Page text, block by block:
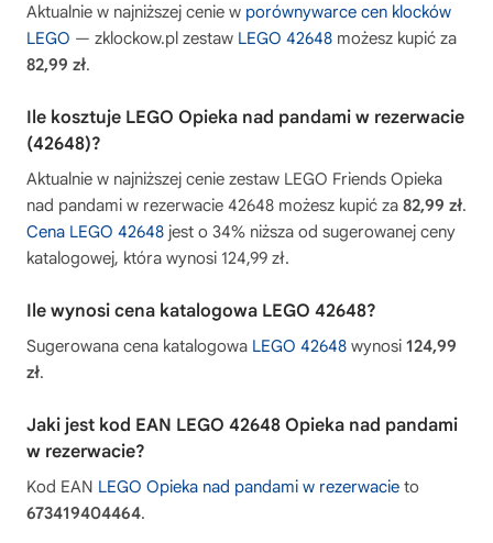
Aktualnie w najniższej cenie w porównywarce cen klocków
LEGO — zklockow.pl zestaw LEGO 42648 możesz kupić za
82,99 zł.
Ile kosztuje LEGO Opieka nad pandami w rezerwacie
(42648)?
Aktualnie w najniższej cenie zestaw LEGO Friends Opieka
nad pandami w rezerwacie 42648 możesz kupić za 82,99 zł.
Cena LEGO 42648 jest o 34% niższa od sugerowanej ceny
katalogowej, która wynosi 124,99 zł.
Ile wynosi cena katalogowa LEGO 42648?
Sugerowana cena katalogowa LEGO 42648 wynosi 124,99
zł.
Jaki jest kod EAN LEGO 42648 Opieka nad pandami
w rezerwacie?
Kod EAN LEGO Opieka nad pandami w rezerwacie to
673419404464.